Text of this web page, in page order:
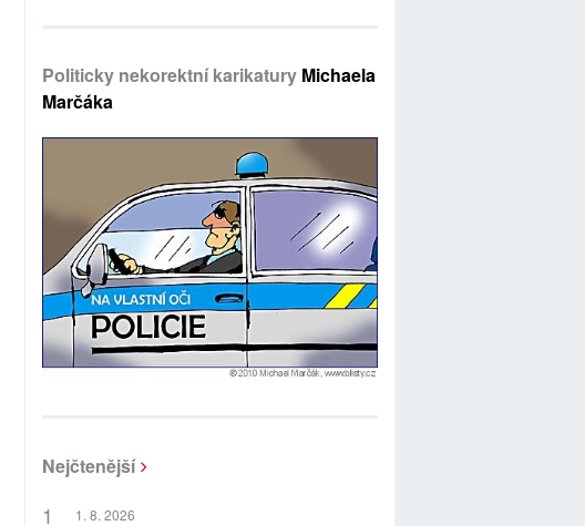
Politicky nekorektní karikatury Michaela
Marčáka
Nejčtenější
1. 8. 2026